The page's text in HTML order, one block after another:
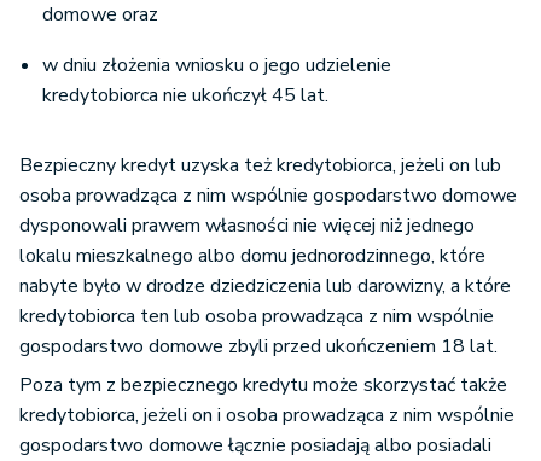
domowe oraz
w dniu złożenia wniosku o jego udzielenie
kredytobiorca nie ukończył 45 lat.
Bezpieczny kredyt uzyska też kredytobiorca, jeżeli on lub
osoba prowadząca z nim wspólnie gospodarstwo domowe
dysponowali prawem własności nie więcej niż jednego
lokalu mieszkalnego albo domu jednorodzinnego, które
nabyte było w drodze dziedziczenia lub darowizny, a które
kredytobiorca ten lub osoba prowadząca z nim wspólnie
gospodarstwo domowe zbyli przed ukończeniem 18 lat.
Poza tym z bezpiecznego kredytu może skorzystać także
kredytobiorca, jeżeli on i osoba prowadząca z nim wspólnie
gospodarstwo domowe łącznie posiadają albo posiadali